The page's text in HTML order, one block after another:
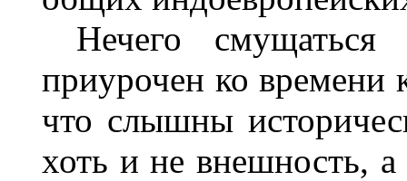
Нечего
приурочен ко времени
что слышны
хоть и не внешность,